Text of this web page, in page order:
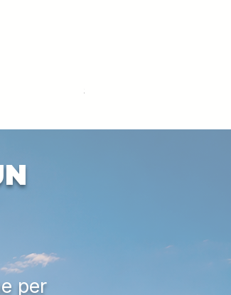
Prezzo
33.000,00 €
per